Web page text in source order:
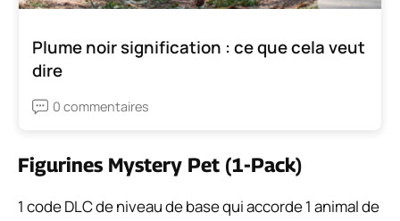
Plume noir signification : ce que cela veut
dire
0 commentaires
Figurines Mystery Pet (1-Pack)
1 code DLC de niveau de base qui accorde 1 animal de